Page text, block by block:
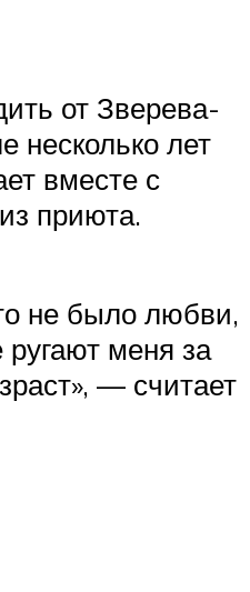
от Зверева-
несколько лет
вместе с
приюта.
не было любви,
меня за
— считает